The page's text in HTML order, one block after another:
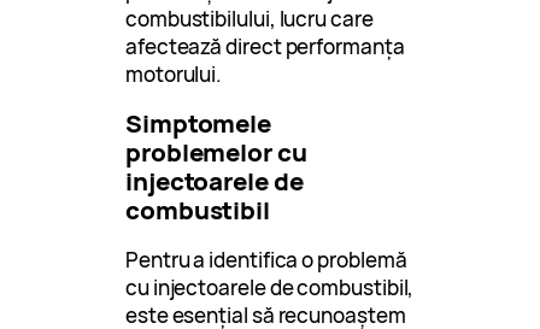
combustibilului, lucru care
afectează direct performanța
motorului.
Simptomele
problemelor cu
injectoarele de
combustibil
Pentru a identifica o problemă
cu injectoarele de combustibil,
este esențial să recunoaștem